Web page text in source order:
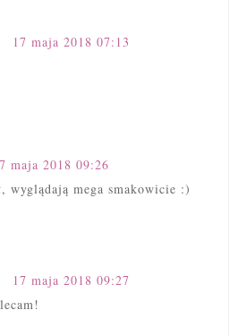
17 maja 2018 07:13
maja 2018 09:26
wyglądają mega smakowicie :)
17 maja 2018 09:27